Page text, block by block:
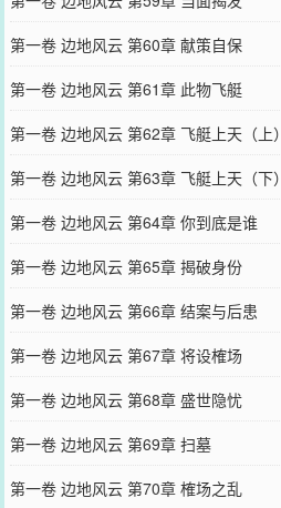
第一卷 边地风云 第60章 献策自保
第一卷 边地风云 第61章 此物飞艇
第一卷 边地风云 第62章 飞艇上天（上）
第一卷 边地风云 第63章 飞艇上天（下）
第一卷 边地风云 第64章 你到底是谁
第一卷 边地风云 第65章 揭破身份
第一卷 边地风云 第66章 结案与后患
第一卷 边地风云 第67章 将设榷场
第一卷 边地风云 第68章 盛世隐忧
第一卷 边地风云 第69章 扫墓
第一卷 边地风云 第70章 榷场之乱